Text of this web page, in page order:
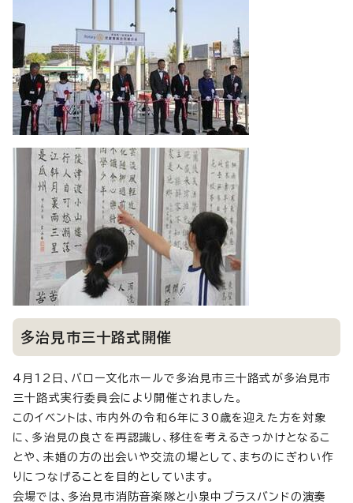
多治見市三十路式開催
4月12日、バロー文化ホールで多治見市三十路式が多治見市
三十路式実行委員会により開催されました。
このイベントは、市内外の令和6年に30歳を迎えた方を対象
に、多治見の良さを再認識し、移住を考えるきっかけとなるこ
とや、未婚の方の出会いや交流の場として、まちのにぎわい作
りにつなげることを目的としています。
会場では、多治見市消防音楽隊と小泉中ブラスバンドの演奏